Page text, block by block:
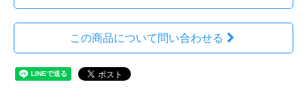
この商品について問い合わせる